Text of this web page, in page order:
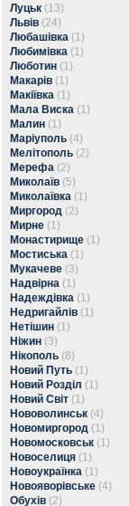
Луцьк (13)
Львів (24)
Любашівка (1)
Любимівка (1)
Люботин (1)
Макарів (1)
Макіївка (1)
Мала Виска (1)
Малин (1)
Маріуполь (4)
Мелітополь (2)
Мерефа (2)
Миколаїв (5)
Миколаївка (1)
Миргород (2)
Мирне (1)
Монастирище (1)
Мостиська (1)
Мукачеве (3)
Надвірна (1)
Надеждівка (1)
Недригайлів (1)
Нетішин (1)
Ніжин (3)
Нікополь (8)
Новий Путь (1)
Новий Розділ (1)
Новий Світ (1)
Нововолинськ (4)
Новомиргород (1)
Новомосковськ (1)
Новоселиця (1)
Новоукраїнка (1)
Новояворівське (4)
Обухів (2)